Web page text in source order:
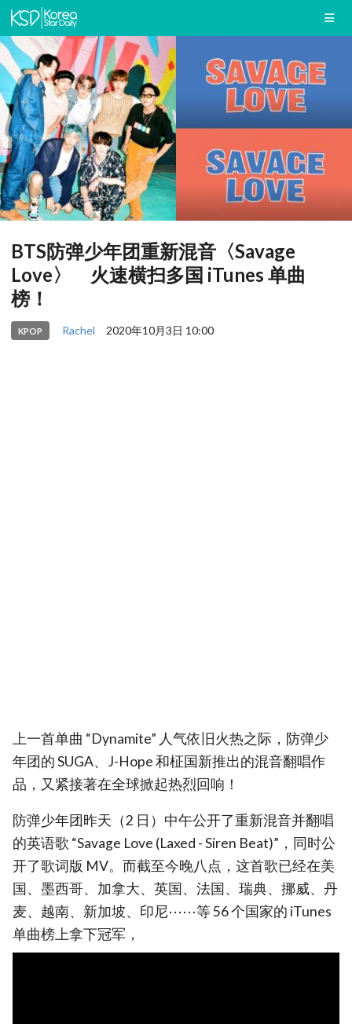
BTS防弹少年团重新混音〈Savage
Love〉 火速横扫多国 iTunes 单曲
榜！
KPOP Rachel 2020年10月3日 10:00
上一首单曲 “Dynamite” 人气依旧火热之际，防弹少
年团的 SUGA、J-Hope 和柾国新推出的混音翻唱作
品，又紧接著在全球掀起热烈回响！
防弹少年团昨天（2 日）中午公开了重新混音并翻唱
的英语歌 “Savage Love (Laxed - Siren Beat)”，同时公
开了歌词版 MV。而截至今晚八点，这首歌已经在美
国、墨西哥、加拿大、英国、法国、瑞典、挪威、丹
麦、越南、新加坡、印尼⋯⋯等 56 个国家的 iTunes
单曲榜上拿下冠军，